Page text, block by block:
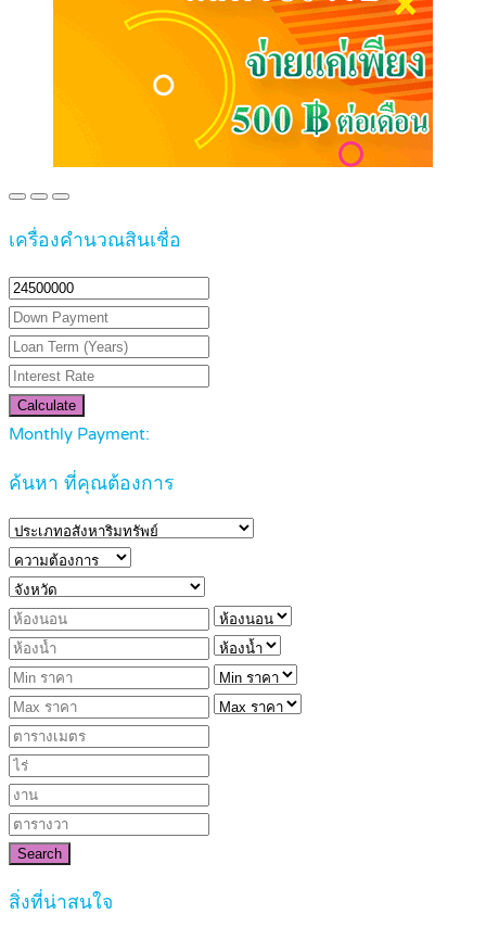
เครื่องคำนวณสินเชื่อ
Calculate
Monthly Payment:
ค้นหา ที่คุณต้องการ
Search
สิ่งที่น่าสนใจ